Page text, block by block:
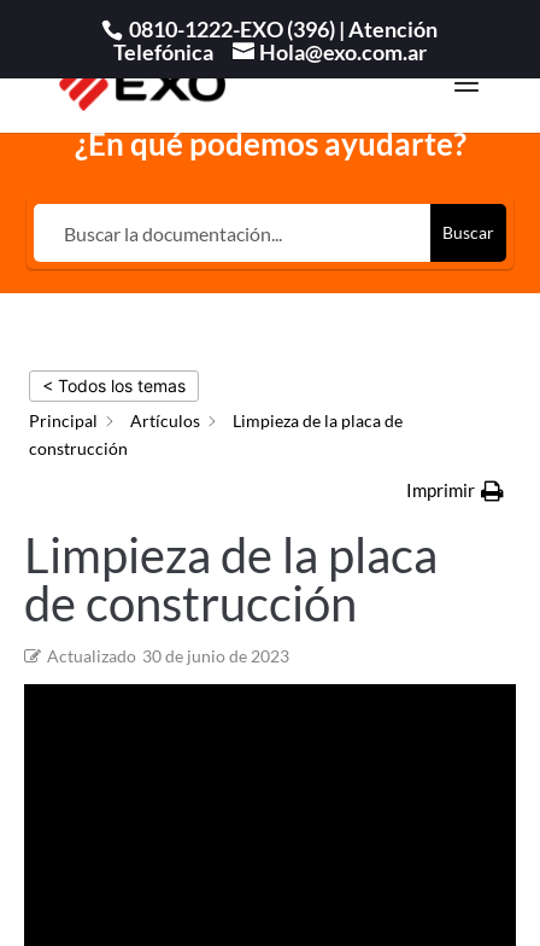
0810-1222-EXO (396) |Atención
Telefónica
Hola@exo.com.ar
¿En qué podemos ayudarte?
Buscar
< Todos los temas
Principal
Artículos
Limpieza de la placa de
construcción
Imprimir
Limpieza de la placa
de construcción
Actualizado 30 de junio de 2023